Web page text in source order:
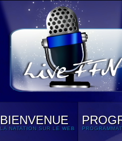
BIENVENUE
LA NATATION SUR LE WEB